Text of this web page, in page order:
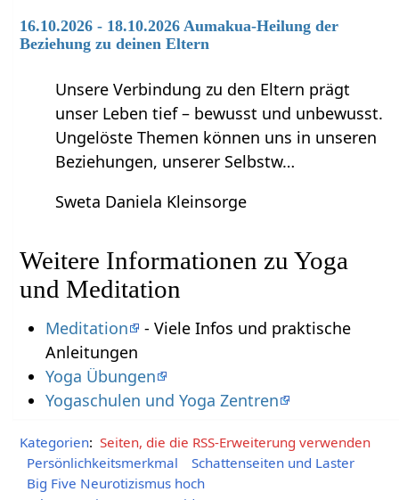
16.10.2026 - 18.10.2026 Aumakua-Heilung der
Beziehung zu deinen Eltern
Unsere Verbindung zu den Eltern prägt
unser Leben tief – bewusst und unbewusst.
Ungelöste Themen können uns in unseren
Beziehungen, unserer Selbstw…
Sweta Daniela Kleinsorge
Weitere Informationen zu Yoga
und Meditation
Meditation
- Viele Infos und praktische
Anleitungen
Yoga Übungen
Yogaschulen und Yoga Zentren
Kategorien: Seiten, die die RSS-Erweiterung verwenden
Persönlichkeitsmerkmal
Schattenseiten und Laster
Big Five Neurotizismus hoch